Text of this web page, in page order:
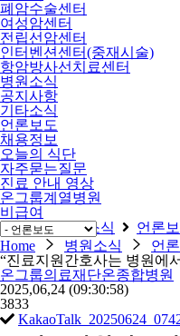
폐암수술센터
여성암센터
전립선암센터
인터벤션센터(중재시술)
항암방사선치료센터
병원소식
공지사항
기타소식
언론보도
채용정보
오늘의 식단
자주묻는질문
진료 안내 영상
온그룹계열병원
비급여
Home
병원소식
언론
Home
병원소식
언
“진료지원간호사는 병원에
온그룹의료재단온종합병원
2025,06,24 (09:30:58)
3833